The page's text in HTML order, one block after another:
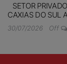
SETOR
CAXIAS DO SUL
30/07/2026 Off